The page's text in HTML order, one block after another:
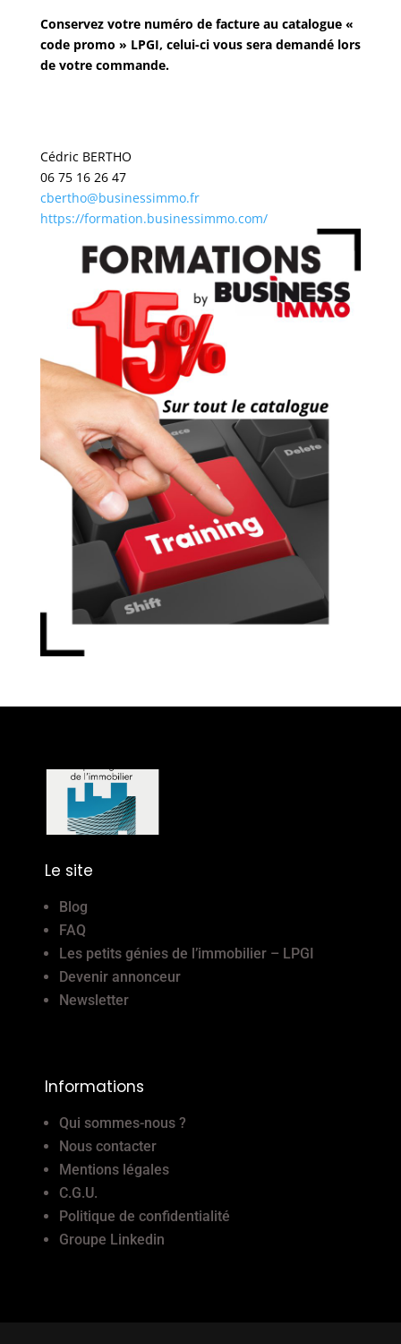
Conservez votre numéro de facture au catalogue «
code promo » LPGI, celui-ci vous sera demandé lors
de votre commande.
Cédric BERTHO
06 75 16 26 47
cbertho@businessimmo.fr
https://formation.businessimmo.com/
Le site
Blog
FAQ
Les petits génies de l’immobilier – LPGI
Devenir annonceur
Newsletter
Informations
Qui sommes-nous ?
Nous contacter
Mentions légales
C.G.U.
Politique de confidentialité
Groupe Linkedin